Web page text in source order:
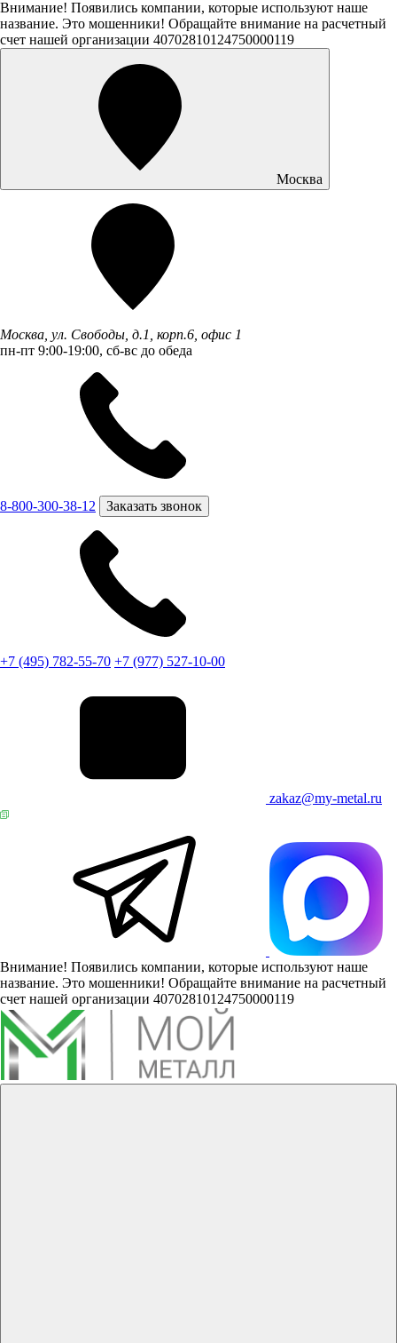
Внимание! Появились компании, которые используют наше
название. Это мошенники! Обращайте внимание на расчетный
счет нашей организации 40702810124750000119
Москва
Москва, ул. Свободы, д.1, корп.6, офис 1
пн-пт 9:00-19:00, сб-вс до обеда
8-800-300-38-12 Заказать звонок
+7 (495) 782-55-70 +7 (977) 527-10-00
zakaz@my-metal.ru
Внимание! Появились компании, которые используют наше
название. Это мошенники! Обращайте внимание на расчетный
счет нашей организации 40702810124750000119